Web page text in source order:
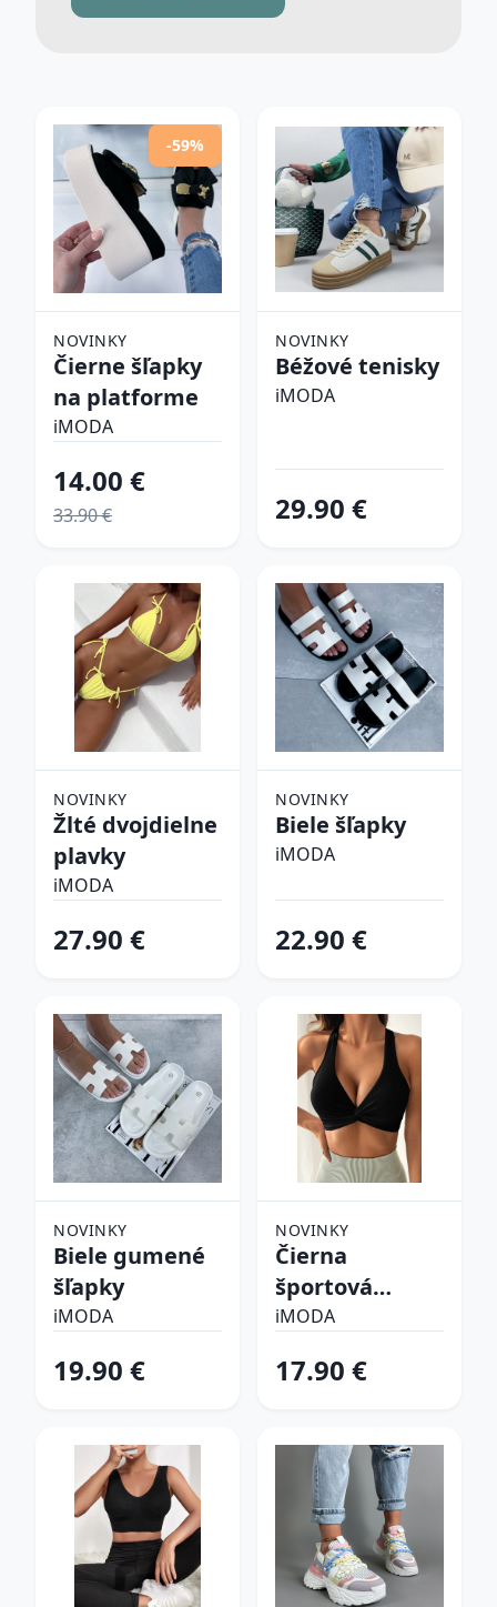
-59%
NOVINKY
Čierne šľapky
na platforme
iMODA
14.00 €
33.90 €
NOVINKY
Béžové tenisky
iMODA
29.90 €
NOVINKY
Žlté dvojdielne
plavky
iMODA
27.90 €
NOVINKY
Biele šľapky
iMODA
22.90 €
NOVINKY
Biele gumené
šľapky
iMODA
19.90 €
NOVINKY
Čierna
športová
podprsenka
iMODA
17.90 €